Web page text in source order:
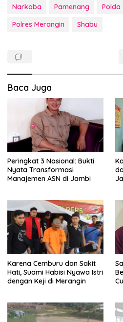
Narkoba Pamenang
Polda
Polres Merangin
Shabu
Baca Juga
Peringkat 3 Nasional: Bukti
Nyata Transformasi
Manajemen ASN di Jambi
Karena Cemburu dan Sakit
Hati, Suami Habisi Nyawa Istri
dengan Keji di Merangin